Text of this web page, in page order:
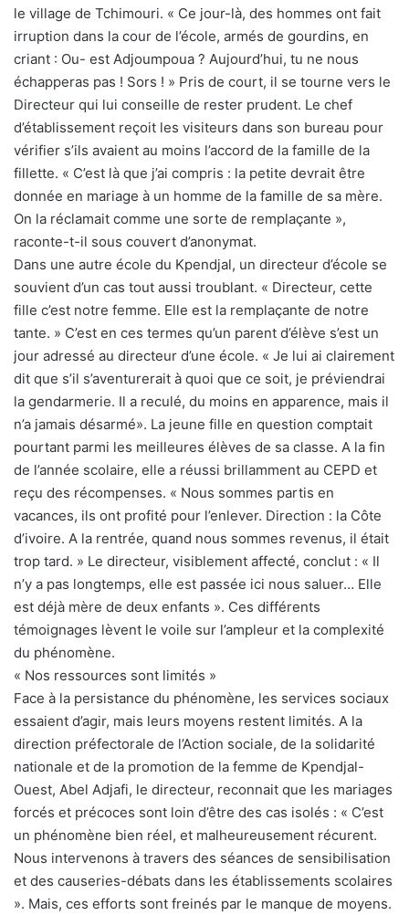
le village de Tchimouri. « Ce jour-là, des hommes ont fait
irruption dans la cour de l’école, armés de gourdins, en
criant : Ou- est Adjoumpoua ? Aujourd’hui, tu ne nous
échapperas pas ! Sors ! » Pris de court, il se tourne vers le
Directeur qui lui conseille de rester prudent. Le chef
d’établissement reçoit les visiteurs dans son bureau pour
vérifier s’ils avaient au moins l’accord de la famille de la
fillette. « C’est là que j’ai compris : la petite devrait être
donnée en mariage à un homme de la famille de sa mère.
On la réclamait comme une sorte de remplaçante »,
raconte-t-il sous couvert d’anonymat.
Dans une autre école du Kpendjal, un directeur d’école se
souvient d’un cas tout aussi troublant. « Directeur, cette
fille c’est notre femme. Elle est la remplaçante de notre
tante. » C’est en ces termes qu’un parent d’élève s’est un
jour adressé au directeur d’une école. « Je lui ai clairement
dit que s’il s’aventurerait à quoi que ce soit, je préviendrai
la gendarmerie. Il a reculé, du moins en apparence, mais il
n’a jamais désarmé». La jeune fille en question comptait
pourtant parmi les meilleures élèves de sa classe. A la fin
de l’année scolaire, elle a réussi brillamment au CEPD et
reçu des récompenses. « Nous sommes partis en
vacances, ils ont profité pour l’enlever. Direction : la Côte
d’ivoire. A la rentrée, quand nous sommes revenus, il était
trop tard. » Le directeur, visiblement affecté, conclut : « Il
n’y a pas longtemps, elle est passée ici nous saluer… Elle
est déjà mère de deux enfants ». Ces différents
témoignages lèvent le voile sur l’ampleur et la complexité
du phénomène.
« Nos ressources sont limités »
Face à la persistance du phénomène, les services sociaux
essaient d’agir, mais leurs moyens restent limités. A la
direction préfectorale de l’Action sociale, de la solidarité
nationale et de la promotion de la femme de Kpendjal-
Ouest, Abel Adjafi, le directeur, reconnait que les mariages
forcés et précoces sont loin d’être des cas isolés : « C’est
un phénomène bien réel, et malheureusement récurent.
Nous intervenons à travers des séances de sensibilisation
et des causeries-débats dans les établissements scolaires
». Mais, ces efforts sont freinés par le manque de moyens.